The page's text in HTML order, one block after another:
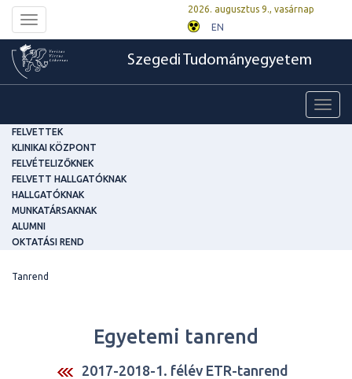
Toggle
navigation
2026. augusztus 9., vasárnap
EN
Szegedi Tudományegyetem
FELVETTEK
KLINIKAI KÖZPONT
FELVÉTELIZŐKNEK
FELVETT HALLGATÓKNAK
HALLGATÓKNAK
MUNKATÁRSAKNAK
ALUMNI
OKTATÁSI REND
Tanrend
Egyetemi tanrend
2017-2018-1. félév ETR-tanrend